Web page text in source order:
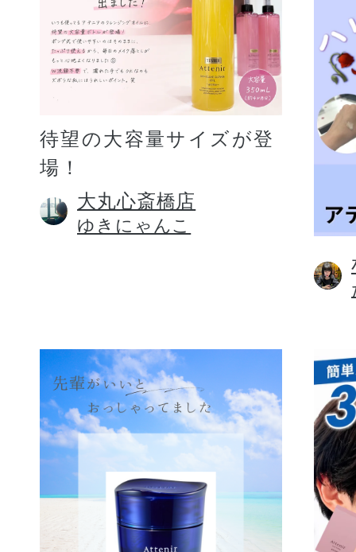
待望の大容量サイズが登
場！
大丸心斎橋店
ゆきにゃんこ